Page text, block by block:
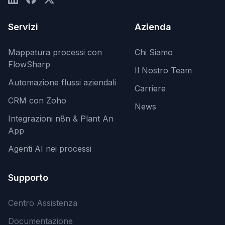
Servizi
Mappatura processi con
FlowSharp
Automazione flussi aziendali
CRM con Zoho
Integrazioni n8n & Plant An
App
Agenti AI nei processi
Azienda
Chi Siamo
Il Nostro Team
Carriere
News
Supporto
Centro Assistenza
Documentazione